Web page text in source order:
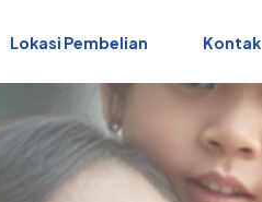
Lokasi Pembelian Kontak